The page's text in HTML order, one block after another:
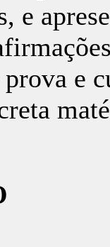
e
e